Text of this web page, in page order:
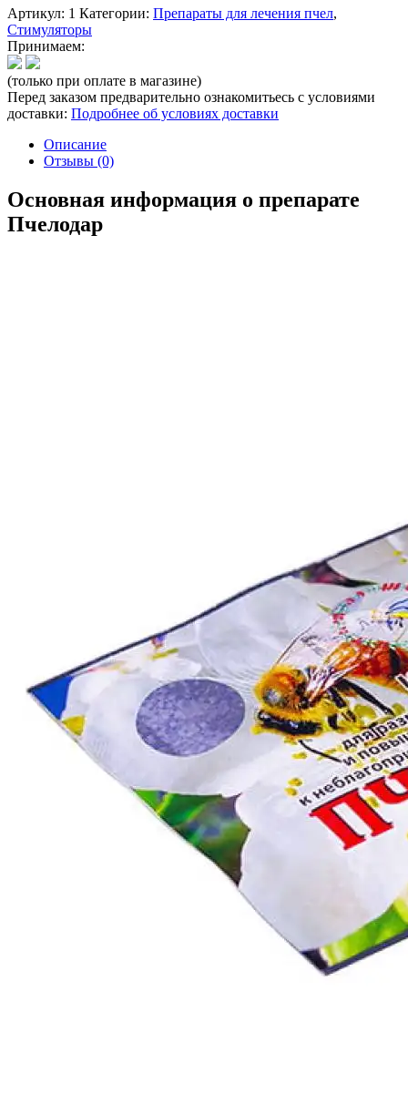
Артикул: 1 Категории: Препараты для лечения пчел,
Стимуляторы
Принимаем:
(только при оплате в магазине)
Перед заказом предварительно ознакомитьесь с условиями
доставки: Подробнее об условиях доставки
Описание
Отзывы (0)
Основная информация о препарате
Пчелодар